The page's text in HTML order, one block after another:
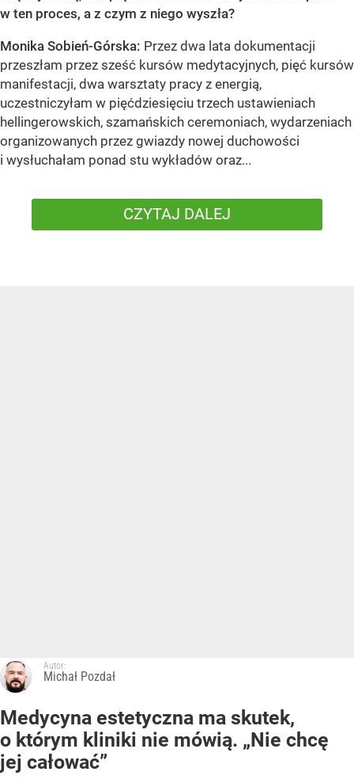
w ten proces, a z czym z niego wyszła?
Monika Sobień-Górska: Przez dwa lata dokumentacji
przeszłam przez sześć kursów medytacyjnych, pięć kursów
manifestacji, dwa warsztaty pracy z energią,
uczestniczyłam w pięćdziesięciu trzech ustawieniach
hellingerowskich, szamańskich ceremoniach, wydarzeniach
organizowanych przez gwiazdy nowej duchowości
i wysłuchałam ponad stu wykładów oraz...
CZYTAJ DALEJ
Autor:
Michał Pozdał
Medycyna estetyczna ma skutek,
o którym kliniki nie mówią. „Nie chcę
jej całować”